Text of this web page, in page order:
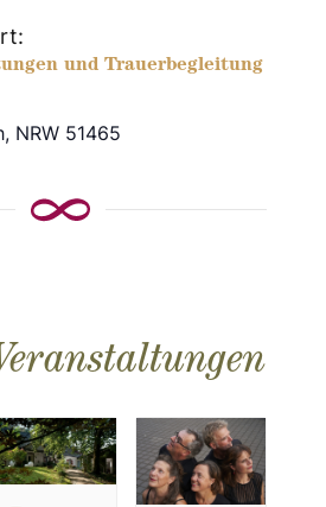
und Trauerbegleitung
, NRW 51465